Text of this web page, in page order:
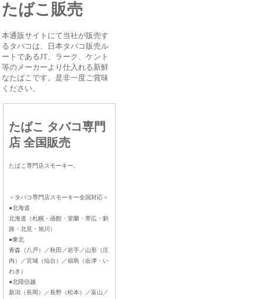
たばこ販売
本通販サイトにて当社が販売す
るタバコは、日本タバコ販売ル
ートであるJT、ラーク、ケント
等のメーカーより仕入れる新鮮
なたばこです。是非一度ご賞味
ください。
たばこ タバコ専門
店 全国販売
たばこ専門店スモーキー。
＜タバコ専門店スモーキー全国対応＞
●北海道
北海道（札幌・函館・室蘭・帯広・釧
路・北見・旭川）
●東北
青森（八戸）／秋田／岩手／山形（庄
内）／宮城（仙台）／福島（会津・い
わき）
●北陸信越
新潟（長岡）／長野（松本）／富山／